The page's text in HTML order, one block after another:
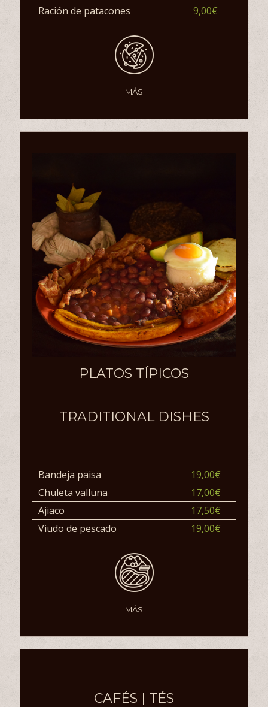
Ración de patacones 9,00€
MÁS
PLATOS TÍPICOS
TRADITIONAL DISHES
Bandeja paisa
19,00€
Chuleta valluna
17,00€
Ajiaco
17,50€
Viudo de pescado
19,00€
MÁS
CAFÉS | TÉS